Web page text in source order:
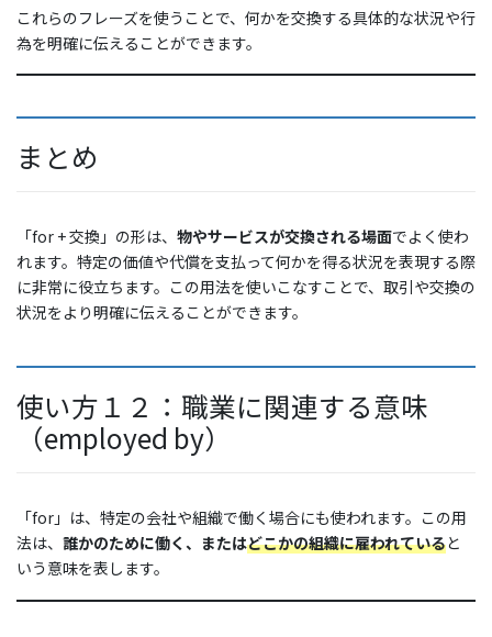
これらのフレーズを使うことで、何かを交換する具体的な状況や行
為を明確に伝えることができます。
まとめ
「for + 交換」の形は、 物やサービスが交換される場面でよく使わ
れます。特定の価値や代償を支払って何かを得る状況を表現する際
に非常に役立ちます。この用法を使いこなすことで、取引や交換の
状況をより明確に伝えることができます。
使い方１２：職業に関連する意味
（employed by）
「for」は、特定の会社や組織で働く場合にも使われます。この用
法は、 誰かのために働く、またはどこかの組織に雇われていると
いう意味を表します。